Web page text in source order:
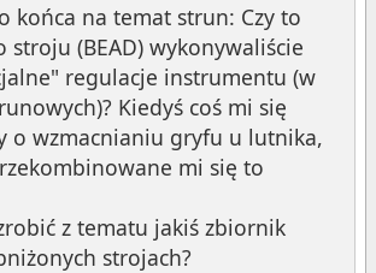
końca na temat strun: Czy to
stroju (BEAD) wykonywaliście
regulacje instrumentu (w
Kiedyś coś mi się
o wzmacnianiu gryfu u lutnika,
mi się to
z tematu jakiś zbiornik
strojach?